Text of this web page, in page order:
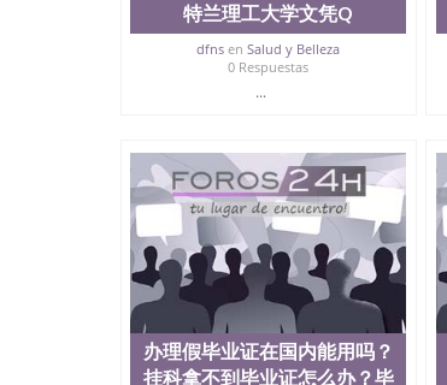
特兰理工大学文凭Q
dfns enSalud y Belleza
0 Respuestas
...
办理假毕业证在国内能用吗？
挂科拿不到毕业证怎么办？毕